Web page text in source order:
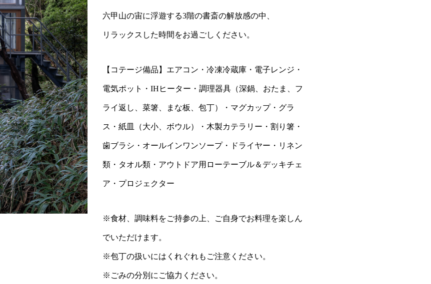
六甲山の宙に浮遊する3階の書斎の解放感の中、
リラックスした時間をお過ごしください。
【コテージ備品】エアコン・冷凍冷蔵庫・電子レンジ・
電気ポット・IHヒーター・調理器具（深鍋、おたま、フ
ライ返し、菜箸、まな板、包丁）・マグカップ・グラ
ス・紙皿（大小、ボウル）・木製カテラリー・割り箸・
歯ブラシ・オールインワンソープ・ドライヤー・リネン
類・タオル類・アウトドア用ローテーブル＆デッキチェ
ア・プロジェクター
※食材、調味料をご持参の上、ご自身でお料理を楽しん
でいただけます。
※包丁の扱いにはくれぐれもご注意ください。
※ごみの分別にご協力ください。